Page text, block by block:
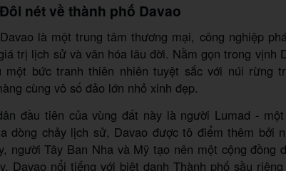
nét về thành phố Davao
là một trung tâm thương mại, công nghiệp
trị lịch sử và văn hóa lâu đời. Nằm gọn trong vịnh
một bức tranh thiên nhiên tuyệt sắc với núi rừng
cùng vô số đảo lớn nhỏ xinh đẹp.
đầu tiên của vùng đất này là người Lumad -
dòng chảy lịch sử, Davao được tô điểm thêm bởi
người Tây Ban Nha và Mỹ tạo nên một cộng đồng
Davao nổi tiếng với biệt danh Thành phố sầu